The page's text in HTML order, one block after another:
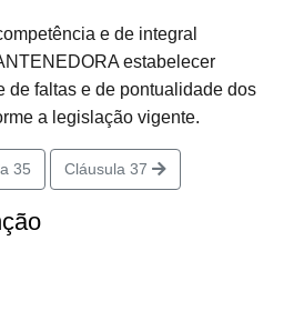
e de integral
estabelecer
de faltas e de pontualidade dos
a legislação vigente.
35 Cláusula 37